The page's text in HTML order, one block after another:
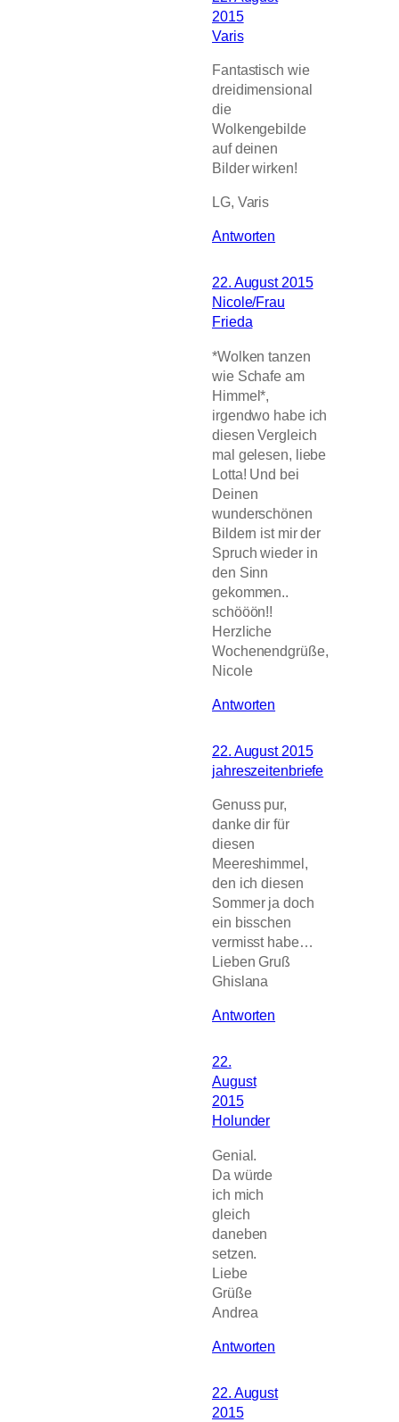
2015
Varis
Fantastisch wie
dreidimensional
die
Wolkengebilde
auf deinen
Bilder wirken!
LG, Varis
Antworten
22. August 2015
Nicole/Frau
Frieda
*Wolken tanzen
wie Schafe am
Himmel*,
irgendwo habe ich
diesen Vergleich
mal gelesen, liebe
Lotta! Und bei
Deinen
wunderschönen
Bildern ist mir der
Spruch wieder in
den Sinn
gekommen..
schööön!!
Herzliche
Wochenendgrüße,
Nicole
Antworten
22. August 2015
jahreszeitenbriefe
Genuss pur,
danke dir für
diesen
Meereshimmel,
den ich diesen
Sommer ja doch
ein bisschen
vermisst habe…
Lieben Gruß
Ghislana
Antworten
22.
August
2015
Holunder
Genial.
Da würde
ich mich
gleich
daneben
setzen.
Liebe
Grüße
Andrea
Antworten
22. August
2015